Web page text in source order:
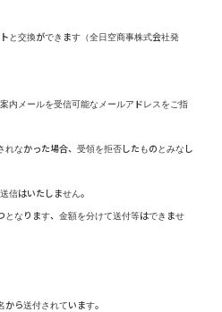
と交換ができます（全日空商事株式会社発
内メールを受信可能なメールアドレスをご指
なかった場合、受領を拒否したものとみなし
信はいたしません。
となります、金額を分けて送付等はできませ
ら送付されています。